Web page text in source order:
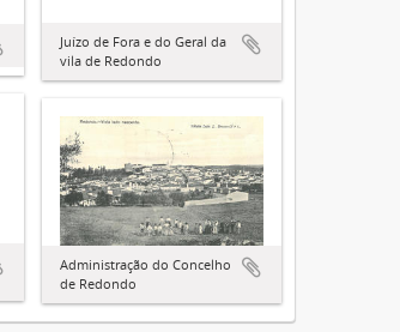
Juízo de Fora e do Geral da
vila de Redondo
Administração do Concelho
de Redondo